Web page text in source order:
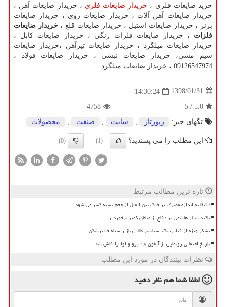
خرید ضایعات فلزی ، خریدار ضایعات فلزی ، خریدار ضایعات آهن ،
خریدار ضایعات آهن آلات ، خریدار ضایعات روی ، خریدار ضایعات
برنز ، خریدار ضایعات استیل ، خریدار ضایعات قلع ،خریدار ضایعات
فلزات ، خریدار ضایعات فلزات رنگی ، خریدار ضایعات کابل ،
خریدار ضایعات میلگرد ، خریدار ضایعات تیرآهن ،خریدار ضایعات
سیم مسی، خریدار ضایعات نبشی ، خریدار ضایعات فولاد ،
09126547974 ، خریدار ضایعات میلگرد.
1398/01/31
14:30:24
5.0
/
5
4758
تگهای خبر:
رپورتاژ , سایت , صنعت , محصولات
این مطلب را می پسندید؟ (1)
(0)
تازه ترین مطالب مرتبط
دقیقا به اندازه مصرف ترافیک بین الملل از حجم بسته کسر می شود
تاکید ستار هاشمی بر دفاع از مناطق کمتر برخوردار
تشکر ویژه از فیلترینگ اسپانسر طلایی بازار سیاه فیلترشکن
تاریخ احتمالی رونمایی از آیفون ۱۸ پرو و اولترا فاش شد
نظرات بینندگان در مورد این مطلب
لطفا شما همنظر دهید